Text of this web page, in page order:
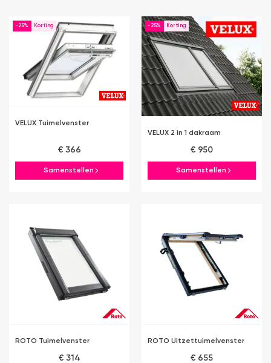
-25%
VELUX Tuimelvenster
€ 366
Samenstellen
-25%
VELUX 2 in 1 dakraam
€ 950
Samenstellen
ROTO Tuimelvenster
€ 314
ROTO Uitzettuimelvenster
€ 655